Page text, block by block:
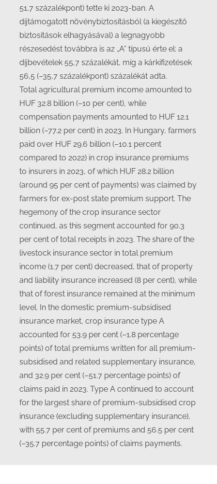
51,7 százalékpont) tette ki 2023-ban. A
díjtámogatott növénybiztosításból (a kiegészítő
biztosítások elhagyásával) a legnagyobb
részesedést továbbra is az „A” típusú érte el: a
díjbevételek 55,7 százalékát, míg a kárkifizetések
56,5 (–35,7 százalékpont) százalékát adta.
Total agricultural premium income amounted to
HUF 32.8 billion (–10 per cent), while
compensation payments amounted to HUF 12.1
billion (–77.2 per cent) in 2023. In Hungary, farmers
paid over HUF 29.6 billion (–10.1 percent
compared to 2022) in crop insurance premiums
to insurers in 2023, of which HUF 28.2 billion
(around 95 per cent of payments) was claimed by
farmers for ex-post state premium support. The
hegemony of the crop insurance sector
continued, as this segment accounted for 90.3
per cent of total receipts in 2023. The share of the
livestock insurance sector in total premium
income (1.7 per cent) decreased, that of property
and liability insurance increased (8 per cent), while
that of forest insurance remained at the minimum
level. In the domestic premium-subsidised
insurance market, crop insurance type A
accounted for 53.9 per cent (–1.8 percentage
points) of total premiums written for all premium-
subsidised and related supplementary insurance,
and 32.9 per cent (–51.7 percentage points) of
claims paid in 2023. Type A continued to account
for the largest share of premium-subsidised crop
insurance (excluding supplementary insurance),
with 55.7 per cent of premiums and 56.5 per cent
(–35.7 percentage points) of claims payments.